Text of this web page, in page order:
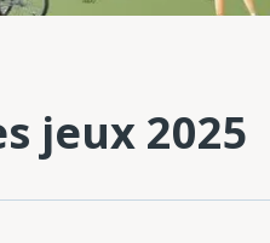
jeux 2025